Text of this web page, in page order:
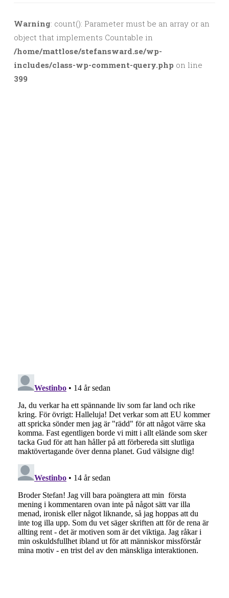
Warning: count(): Parameter must be an array or an
object that implements Countable in
/home/mattlose/stefansward.se/wp-
includes/class-wp-comment-query.php on line
399